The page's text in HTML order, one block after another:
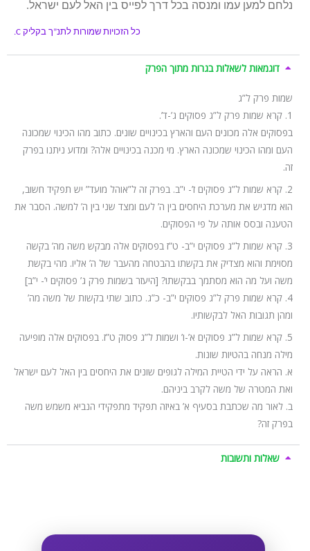
נלחם למען עמו ומנסה בכל דרך לפייס בין האל לעם ישראל.
כל הזכויות שמורות לתנ”ך בקליק C.
דוגמאות לשאלות בגרות מתוך הפרק
שמות פרק ל”ג
1. קרא שמות פרק ל”ג פסוקים ג’-ד’.
בפסוקים אלה מכונים העם והארץ בכינויים שונים. כתוב מהו הכינוי שמכונה
העם ומהו הכינוי שמכונה הארץ. מי מכנה בכינויים אלה? ומדוע ניתנו בפרק
זה.
2. קרא שמות ל”ג פסוקים ז’- י”ב. בפרק זה ל”אוהל מועד” יש תפקיד חשוב,
הוא מדגיש את מערכת היחסים בין ה’ לעם ומצד שני בין ה’ למשה. הסבר את
הטענה ובסס אותה על פי הפסוקים.
3. קרא שמות ל”ג פסוקים י”ב- ט”ז בפסוקים אלה מבקש משה מה’ בקשה
מסוימת והוא מצדיק את בקשתו בהבטחה מהעבר של ה’ אליו. מהי בקשת
משה ועל מה הוא מסתמך בבקשתו? [היעזר בשמות פרק ג’ פסוקים י’- י”ב]
4. קרא שמות פרק ל”ג פסוקים י”ב- כ”ג. כתוב שתי בקשות של משה מה’
ומהן תגובות האל לבקשותיו.
5. קרא שמות ל”ג פסוקים א’-ו’ ושמות ל”ג פסוק ט”ז. בפסוקים אלה מופיעה
מילה מנחה בהטיות שונות.
א. הראה על ידי הטיית המילה לגופים שונים את היחסים בין האל לעם ישראל
ואת המטרה של משה לקרב ביניהם.
ב. לאור מה שכתבת בסעיף א’ באיזה תפקיד מתפקידי הנביא משמש משה
בפרק זה?
שאלות ותשובות